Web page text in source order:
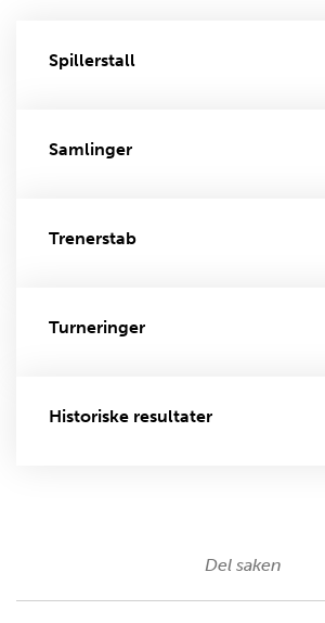
Spillerstall
Samlinger
Trenerstab
Turneringer
Historiske resultater
Del saken